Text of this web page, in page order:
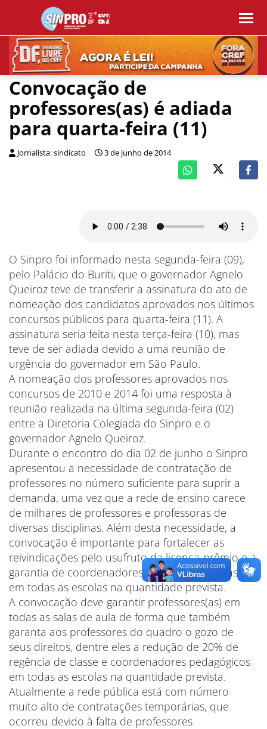
Convocação de
professores(as) é adiada
para quarta-feira (11)
Jornalista: sindicato 3 de junho de 2014
O Sinpro foi informado nesta segunda-feira (09),
pelo Palácio do Buriti, que o governador Agnelo
Queiroz teve de transferir a assinatura do ato de
nomeação dos candidatos aprovados nos últimos
concursos públicos para quarta-feira (11). A
assinatura seria feita nesta terça-feira (10), mas
teve de ser adiada devido a uma reunião de
urgência do governador em São Paulo.
A nomeação dos professores aprovados nos
concursos de 2010 e 2014 foi uma resposta à
reunião realizada na última segunda-feira (02)
entre a Diretoria Colegiada do Sinpro e o
governador Agnelo Queiroz.
Durante o encontro do dia 02 de junho o Sinpro
apresentou a necessidade de contratação de
professores no número suficiente para suprir a
demanda, uma vez que a rede de ensino carece
de milhares de professores e professoras de
diversas disciplinas. Além desta necessidade, a
convocação é importante para fortalecer as
reivindicações pelo usufruto da licença-prêmio e a
garantia de coordenadores(as) pedagógicos(as)
em todas as escolas na quantidade prevista.
A convocação deve garantir professores(as) em
todas as salas de aula de forma que também
garanta aos professores do quadro o gozo de
seus direitos, dentre eles a redução de 20% de
regência de classe e coordenadores pedagógicos
em todas as escolas na quantidade prevista.
Atualmente a rede pública está com número
muito alto de contratações temporárias, que
ocorreu devido à falta de professores